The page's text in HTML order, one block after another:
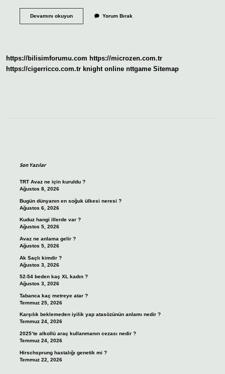
Devamını okuyunAnnelik
Yorum Bırak
https://bilisimforumu.com https://microzen.com.tr
https://cigerricco.com.tr knight online nttgame Sitemap
Son Yazılar
TRT Avaz ne için kuruldu ?
Ağustos 8, 2026
Bugün dünyanın en soğuk ülkesi neresi ?
Ağustos 6, 2026
Kuduz hangi illerde var ?
Ağustos 5, 2026
Avaz ne anlama gelir ?
Ağustos 5, 2026
Ak Saçlı kimdir ?
Ağustos 3, 2026
52-54 beden kaç XL kadın ?
Ağustos 3, 2026
Tabanca kaç metreye atar ?
Temmuz 25, 2026
Karşılık beklemeden iyilik yap atasözünün anlamı nedir ?
Temmuz 24, 2026
2025’te alkollü araç kullanmanın cezası nedir ?
Temmuz 24, 2026
Hirschsprung hastalığı genetik mi ?
Temmuz 22, 2026